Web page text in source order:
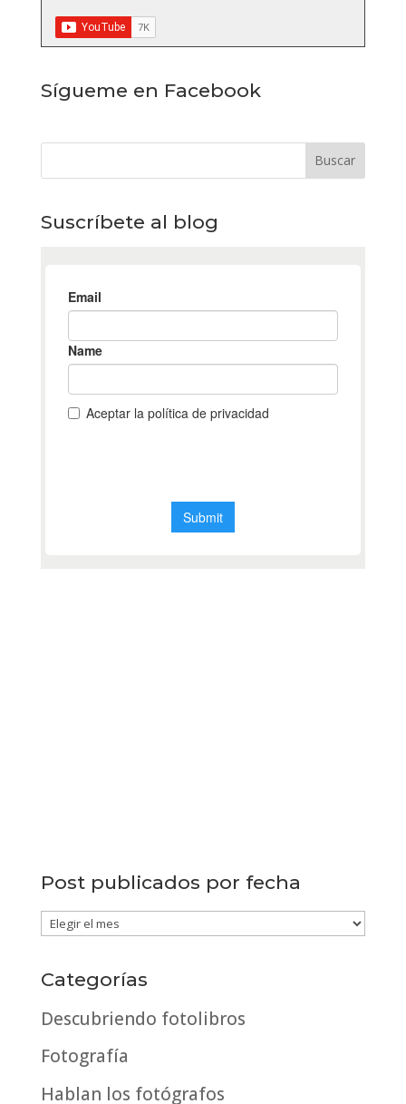
Sígueme en Facebook
Suscríbete al blog
Post publicados por fecha
Post
por
fecha
Categorías
Descubriendo fotolibros
Fotografía
Hablan los fotógrafos